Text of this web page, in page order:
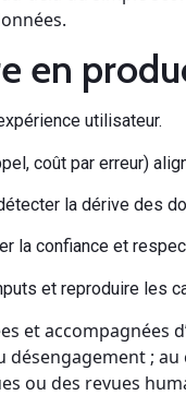
en
utilisateur.
coût par erreur)
la dérive des
la confiance et
et reproduire les
et accompagnées
désengagement ;
ou des revues